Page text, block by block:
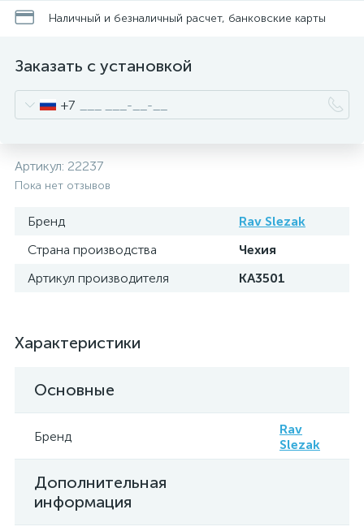
Наличный и безналичный расчет, банковские карты
Заказать с установкой
+7
Артикул: 22237
Пока нет отзывов
Бренд
Rav Slezak
Страна производства
Чехия
Артикул производителя
KA3501
Характеристики
Основные
Бренд
Rav
Slezak
Дополнительная
информация